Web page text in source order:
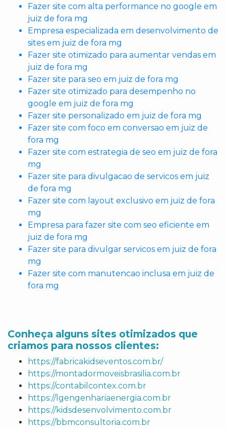
Fazer site com alta performance no google em
juiz de fora mg
Empresa especializada em desenvolvimento de
sites em juiz de fora mg
Fazer site otimizado para aumentar vendas em
juiz de fora mg
Fazer site para seo em juiz de fora mg
Fazer site otimizado para desempenho no
google em juiz de fora mg
Fazer site personalizado em juiz de fora mg
Fazer site com foco em conversao em juiz de
fora mg
Fazer site com estrategia de seo em juiz de fora
mg
Fazer site para divulgacao de servicos em juiz
de fora mg
Fazer site com layout exclusivo em juiz de fora
mg
Empresa para fazer site com seo eficiente em
juiz de fora mg
Fazer site para divulgar servicos em juiz de fora
mg
Fazer site com manutencao inclusa em juiz de
fora mg
Conheça alguns sites otimizados que
criamos para nossos clientes:
https://fabricakidseventos.com.br/
https://montadormoveisbrasilia.com.br
https://contabilcontex.com.br
https://lgengenhariaenergia.com.br
https://kidsdesenvolvimento.com.br
https://bbmconsultoria.com.br